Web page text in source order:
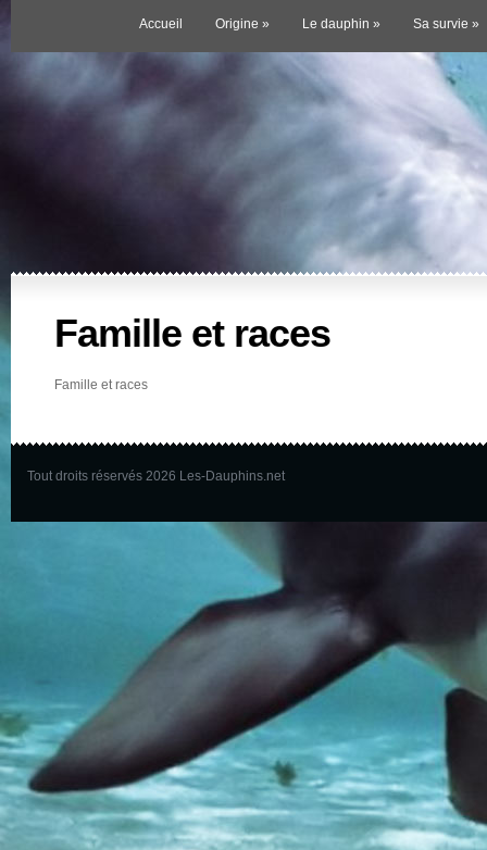
Accueil Origine » Le dauphin » Sa survie »
Famille et races
Famille et races
Tout droits réservés 2026 Les-Dauphins.net